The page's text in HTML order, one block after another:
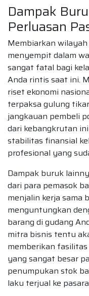
Dampak
Perluasan
Membiarkan
menyempit dalam
sangat fatal bagi
Anda rintis saat ini.
riset ekonomi
terpaksa gulung
jangkauan pembeli
dari kebangkrutan
stabilitas finansial
profesional yang
Dampak buruk
dari para pemasok
menjalin kerja sama
menguntungkan
barang di gudang
mitra bisnis tentu
memberikan
yang sangat besar
penumpukan stok
laku terjual ke